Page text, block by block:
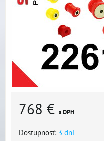
768 € s DPH
Dostupnosť: 3 dni